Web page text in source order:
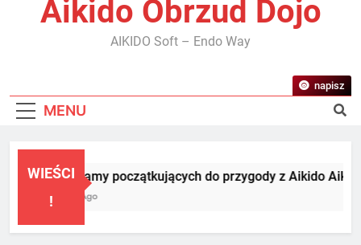
Aikido Obrzud Dojo
AIKIDO Soft – Endo Way
MENU
napisz
WIEŚCI
!
Zapraszamy początkujących do przygody z Aikido Aikikai!!
1 Miesiąc Ago